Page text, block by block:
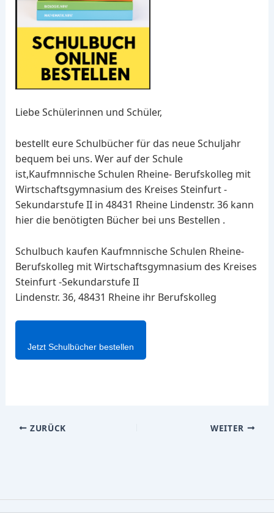
Liebe Schülerinnen und Schüler,
bestellt eure Schulbücher für das neue Schuljahr
bequem bei uns. Wer auf der Schule
ist,Kaufmnnische Schulen Rheine- Berufskolleg mit
Wirtschaftsgymnasium des Kreises Steinfurt -
Sekundarstufe II in 48431 Rheine Lindenstr. 36 kann
hier die benötigten Bücher bei uns Bestellen .
Schulbuch kaufen Kaufmnnische Schulen Rheine-
Berufskolleg mit Wirtschaftsgymnasium des Kreises
Steinfurt -Sekundarstufe II
Lindenstr. 36, 48431 Rheine ihr Berufskolleg
Jetzt Schulbücher bestellen
ZURÜCK WEITER